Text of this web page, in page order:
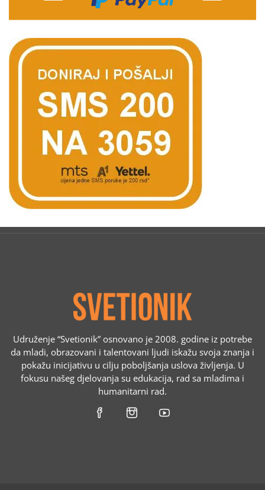
Udruženje “Svetionik” osnovano je 2008. godine iz potrebe
da mladi, obrazovani i talentovani ljudi iskažu svoja znanja i
pokažu inicijativu u cilju poboljšanja uslova življenja. U
fokusu našeg djelovanja su edukacija, rad sa mladima i
humanitarni rad.